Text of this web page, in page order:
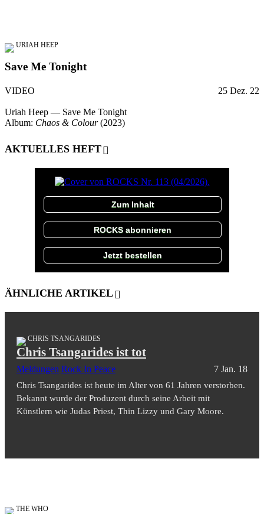
URIAH HEEP
Save Me Tonight
VIDEO 25 Dez. 22
Uriah Heep — Save Me Tonight
Album: Chaos & Colour(2023)
AKTUELLES HEFT
Zum Inhalt
ROCKS abonnieren
Jetzt bestellen
ÄHNLICHE ARTIKEL
CHRIS TSANGARIDES
Chris Tsangarides ist tot
Meldungen Rock In Peace 7 Jan. 18
Chris Tsangarides ist heute im Alter von 61 Jahren verstorben.
Bekannt wurde der Produzent durch seine Arbeit mit
Künstlern wie Judas Priest, Thin Lizzy und Gary Moore.
THE WHO